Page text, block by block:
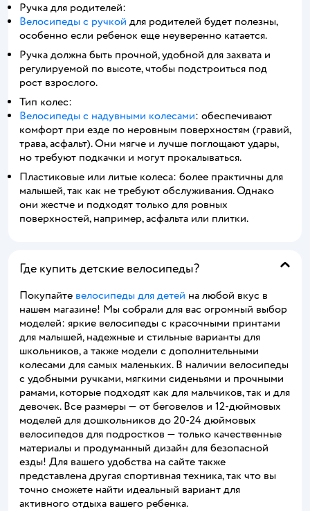
Ручка для родителей:
Велосипеды с ручкой для родителей будет полезны,
особенно если ребенок еще неуверенно катается.
Ручка должна быть прочной, удобной для захвата и
регулируемой по высоте, чтобы подстроиться под
рост взрослого.
Тип колес:
Велосипеды с надувными колесами: обеспечивают
комфорт при езде по неровным поверхностям (гравий,
трава, асфальт). Они мягче и лучше поглощают удары,
но требуют подкачки и могут прокалываться.
Пластиковые или литые колеса: более практичны для
малышей, так как не требуют обслуживания. Однако
они жестче и подходят только для ровных
поверхностей, например, асфальта или плитки.
Где купить детские велосипеды?
Покупайте велосипеды для детей на любой вкус в
нашем магазине! Мы собрали для вас огромный выбор
моделей: яркие велосипеды с красочными принтами
для малышей, надежные и стильные варианты для
школьников, а также модели с дополнительными
колесами для самых маленьких. В наличии велосипеды
с удобными ручками, мягкими сиденьями и прочными
рамами, которые подходят как для мальчиков, так и для
девочек. Все размеры — от беговелов и 12-дюймовых
моделей для дошкольников до 20-24 дюймовых
велосипедов для подростков — только качественные
материалы и продуманный дизайн для безопасной
езды! Для вашего удобства на сайте также
представлена другая спортивная техника, так что вы
точно сможете найти идеальный вариант для
активного отдыха вашего ребенка.